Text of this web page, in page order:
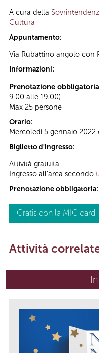
A cura della
Cultura
Appuntamento:
Via Rubattino angolo con
Informazioni:
Prenotazione
9.00 alle 19.00)
Max 25 persone
Orario:
Mercoledì 5 gennaio 2022
Biglietto d'ingresso:
Attività gratuita
Ingresso all'area secondo
Prenotazione obbligatoria:
Gratis con la MIC card
Attività